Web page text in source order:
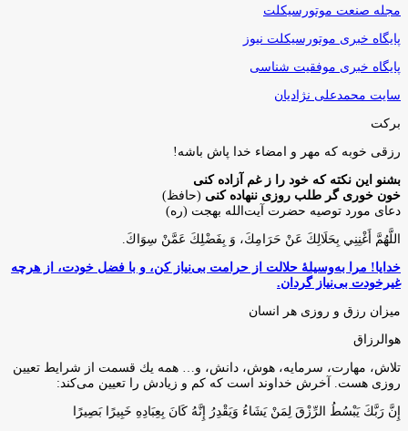
مجله صنعت موتورسیکلت
پایگاه خبری موتورسیکلت نیوز
پایگاه خبری موفقیت شناسی
سایت محمدعلی نژادیان
برکت
رزقی خوبه كه مهر و امضاء خدا پاش باشه!
بشنو این نکته که خود را ز غم آزاده کنی
خون خوری گر طلب روزی ننهاده کنی (حافظ)
دعای مورد توصیه حضرت آیت‌الله بهجت (ره)
اللَّهُمَّ أَغْنِنِي بِحَلَالِكَ عَنْ حَرَامِكَ، وَ بِفَضْلِكَ عَمَّنْ سِوَاكَ‏.
خدایا! مرا به‌وسیلۀ حلالت از حرامت بی‌نیاز کن، و با فضل خودت، از هرچه
غیرخودت بی‌نیاز گردان.
میزان رزق و روزی هر انسان
هوالرزاق
تلاش، مهارت، سرمايه، هوش، دانش، و… همه يك قسمت از شرايط تعيين
روزى هست. آخرش خداوند است كه كم و زيادش را تعيين مى‌كند:
إِنَّ رَبَّكَ يَبْسُطُ الرِّزْقَ لِمَنْ يَشَاءُ وَيَقْدِرُ إِنَّهُ كَانَ بِعِبَادِهِ خَبِيرًا بَصِيرًا